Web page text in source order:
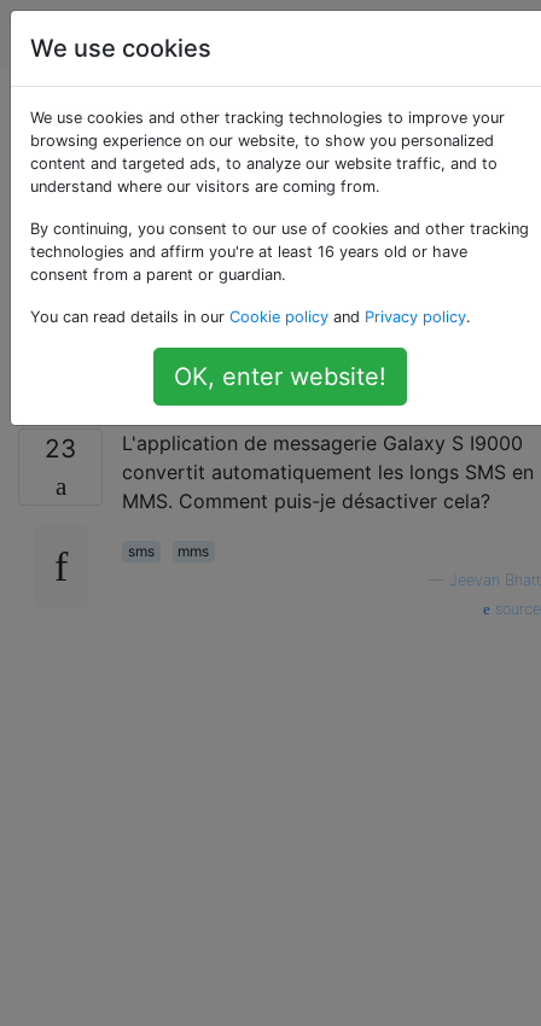
Android
Comment puis-je
empêcher mon
appareil de convertir
automatiquement les
SMS en MMS?
23
L'application de messagerie Galaxy S I9000
convertit automatiquement les longs SMS en
MMS. Comment puis-je désactiver cela?
sms
mms
Jeevan Bhatt
source
We use cookies
We use cookies and other tracking technologies to improve your
browsing experience on our website, to show you personalized
content and targeted ads, to analyze our website traffic, and to
understand where our visitors are coming from.
By continuing, you consent to our use of cookies and other tracking
technologies and affirm you're at least 16 years old or have
consent from a parent or guardian.
You can read details in our Cookie policy and Privacy policy.
OK, enter website!